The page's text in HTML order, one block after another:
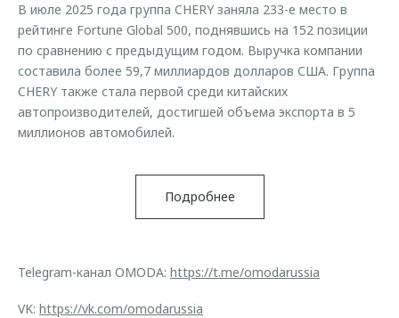
В июле 2025 года группа CHERY заняла 233-е место в
рейтинге Fortune Global 500, поднявшись на 152 позиции
по сравнению с предыдущим годом. Выручка компании
составила более 59,7 миллиардов долларов США. Группа
CHERY также стала первой среди китайских
автопроизводителей, достигшей объема экспорта в 5
миллионов автомобилей.
Подробнее
Telegram-канал OMODA: https://t.me/omodarussia
VK: https://vk.com/omodarussia